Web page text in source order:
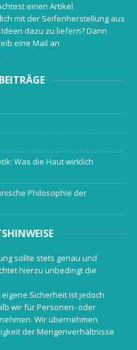
einen Artikel
mit der Seifenherstellung aus
dazu zu liefern? Dann
eine Mail an
Was die Haut wirklich
Philosophie der
sollte stets genau und
hierzu unbedingt die
Sicherheit ist jedoch
wir für Personen- oder
Wir übernehmen
der Mengenverhältnisse